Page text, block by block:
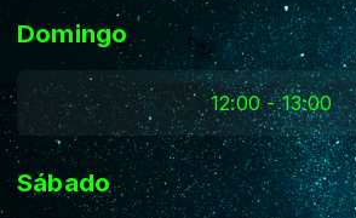
Domingo
12:00 - 13:00
Sábado